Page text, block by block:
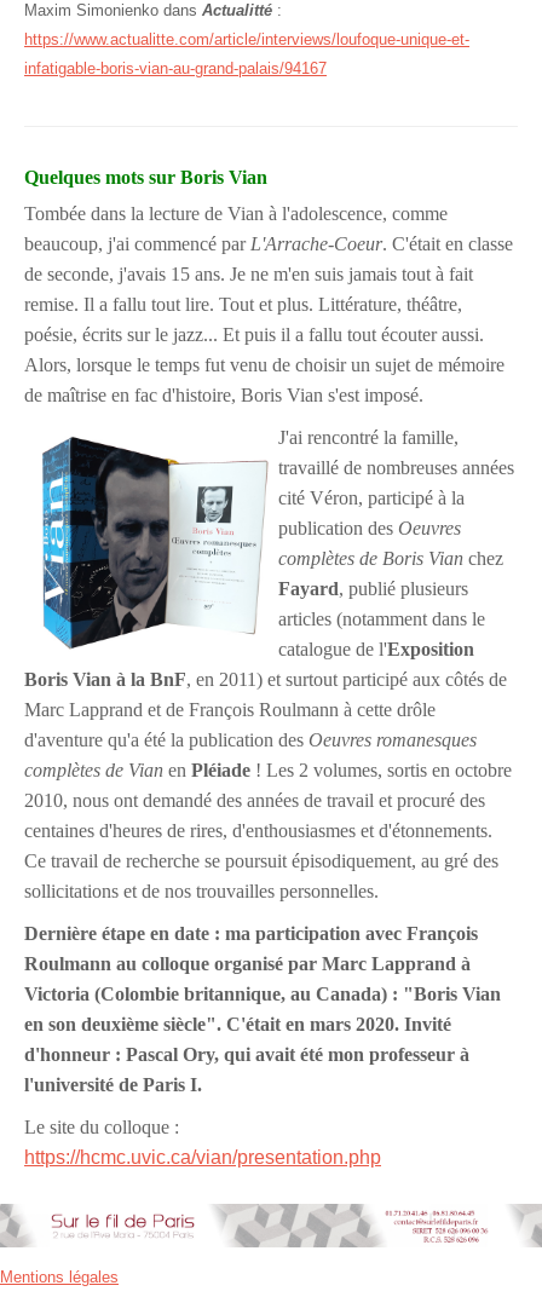
Maxim Simonienko dans Actualitté :
https://www.actualitte.com/article/interviews/loufoque-unique-et-
infatigable-boris-vian-au-grand-palais/94167
Quelques mots sur Boris Vian
Tombée dans la lecture de Vian à l'adolescence, comme
beaucoup, j'ai commencé par L'Arrache-Coeur. C'était en classe
de seconde, j'avais 15 ans. Je ne m'en suis jamais tout à fait
remise. Il a fallu tout lire. Tout et plus. Littérature, théâtre,
poésie, écrits sur le jazz... Et puis il a fallu tout écouter aussi.
Alors, lorsque le temps fut venu de choisir un sujet de mémoire
de maîtrise en fac d'histoire, Boris Vian s'est imposé.
J'ai rencontré la famille,
travaillé de nombreuses années
cité Véron, participé à la
publication des Oeuvres
complètes de Boris Vian chez
Fayard, publié plusieurs
articles (notamment dans le
catalogue de l'Exposition
Boris Vian à la BnF, en 2011) et surtout participé aux côtés de
Marc Lapprand et de François Roulmann à cette drôle
d'aventure qu'a été la publication des Oeuvres romanesques
complètes de Vian en Pléiade ! Les 2 volumes, sortis en octobre
2010, nous ont demandé des années de travail et procuré des
centaines d'heures de rires, d'enthousiasmes et d'étonnements.
Ce travail de recherche se poursuit épisodiquement, au gré des
sollicitations et de nos trouvailles personnelles.
Dernière étape en date : ma participation avec François
Roulmann au colloque organisé par Marc Lapprand à
Victoria (Colombie britannique, au Canada) : "Boris Vian
en son deuxième siècle". C'était en mars 2020. Invité
d'honneur : Pascal Ory, qui avait été mon professeur à
l'université de Paris I.
Le site du colloque :
https://hcmc.uvic.ca/vian/presentation.php
Mentions légales